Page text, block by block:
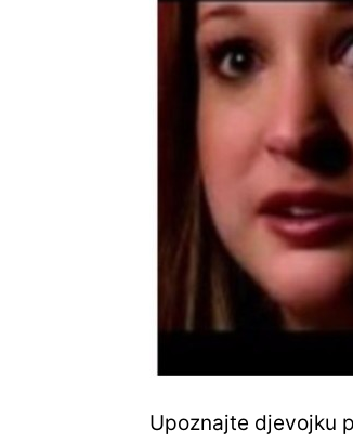
Upoznajte djevojku